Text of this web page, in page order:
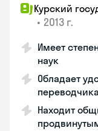
Курский
• 2013 г.
Имеет
наук
Обладает
переводчика
Находит